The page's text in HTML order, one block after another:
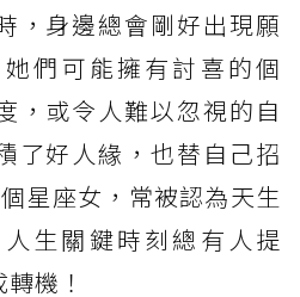
，身邊總會剛好出現願
們可能擁有討喜的個
，或令人難以忽視的自
了好人緣，也替自己招
星座女，常被認為天生
生關鍵時刻總有人提
機！